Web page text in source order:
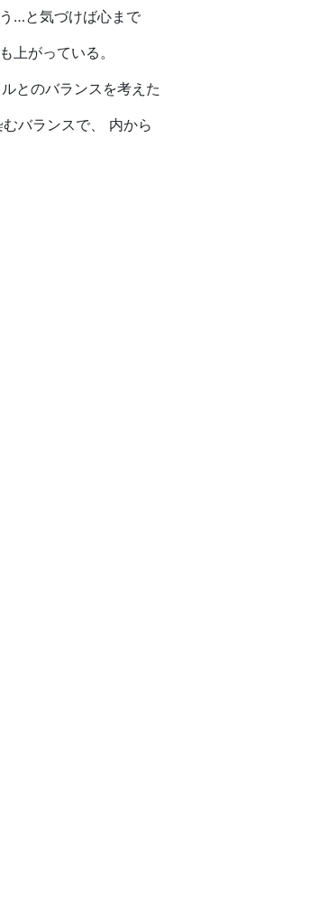
…と気づけば心まで
上がっている。
とのバランスを考えた
バランスで、 内から